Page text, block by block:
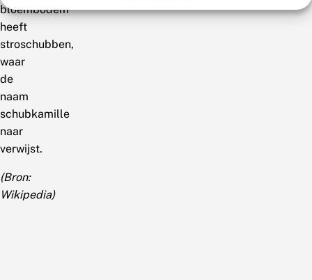
bloembodem
heeft
stroschubben,
waar
de
naam
schubkamille
naar
verwijst.
(Bron:
Wikipedia)